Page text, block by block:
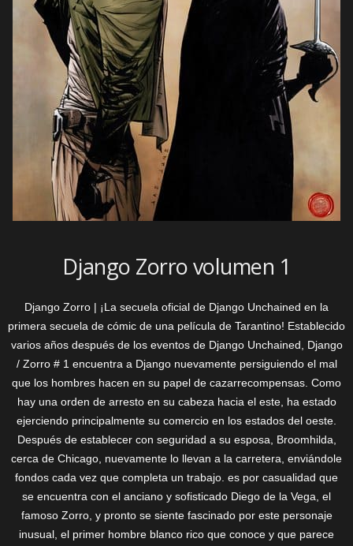
Django Zorro volumen 1
Django Zorro | ¡La secuela oficial de Django Unchained en la
primera secuela de cómic de una película de Tarantino! Establecido
varios años después de los eventos de Django Unchained, Django
/ Zorro # 1 encuentra a Django nuevamente persiguiendo el mal
que los hombres hacen en su papel de cazarrecompensas. Como
hay una orden de arresto en su cabeza hacia el este, ha estado
ejerciendo principalmente su comercio en los estados del oeste.
Después de establecer con seguridad a su esposa, Broomhilda,
cerca de Chicago, nuevamente lo llevan a la carretera, enviándole
fondos cada vez que completa un trabajo. es por casualidad que
se encuentra con el anciano y sofisticado Diego de la Vega, el
famoso Zorro, y pronto se siente fascinado por este personaje
inusual, el primer hombre blanco rico que conoce y que parece